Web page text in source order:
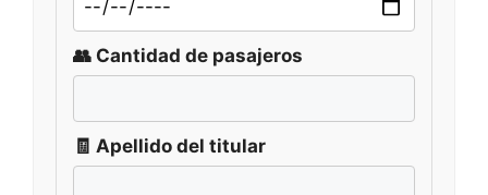
👥 Cantidad de pasajeros
🧾 Apellido del titular